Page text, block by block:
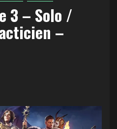
3 – Solo /
–